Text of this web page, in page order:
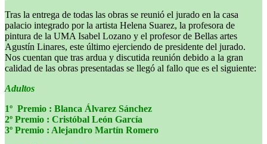
Tras la entrega de todas las obras se reunió el jurado en la casa
palacio integrado por la artista Helena Suarez, la profesora de
pintura de la UMA Isabel Lozano y el profesor de Bellas artes
Agustín Linares, este último ejerciendo de presidente del jurado.
Nos cuentan que tras ardua y discutida reunión debido a la gran
calidad de las obras presentadas se llegó al fallo que es el siguiente:
Adultos
1º Premio : Blanca Álvarez Sánchez
2º Premio : Cristóbal León García
3º Premio : Alejandro Martín Romero